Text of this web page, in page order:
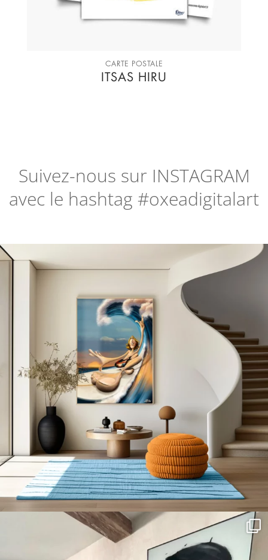
CARTE POSTALE
ITSAS HIRU
Suivez-nous sur INSTAGRAM
avec le hashtag #oxeadigitalart